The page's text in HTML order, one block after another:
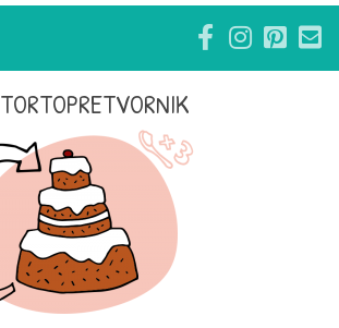
TORTOPRETVORNIK